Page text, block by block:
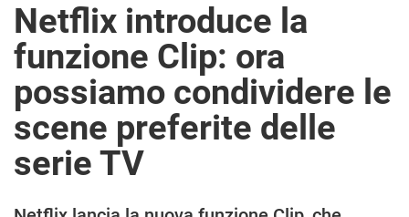
Netflix introduce la
funzione Clip: ora
possiamo condividere le
scene preferite delle
serie TV